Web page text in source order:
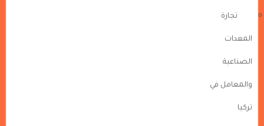
تجارة
المعدات
الصناعية
والمعامل في
تركيا